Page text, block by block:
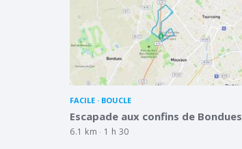
FACILE BOUCLE
Escapade aux confins de Bondues
6.1 km 1 h 30